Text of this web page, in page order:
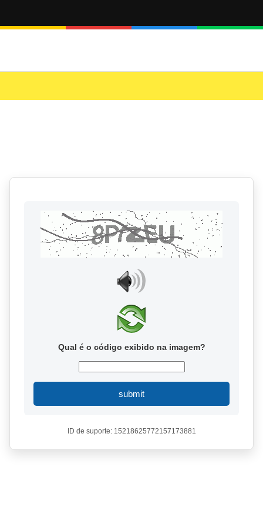
Qual é o código exibido na imagem?
submit
ID de suporte: 15218625772157173881